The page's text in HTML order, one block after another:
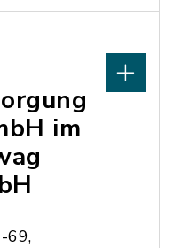
im
69,